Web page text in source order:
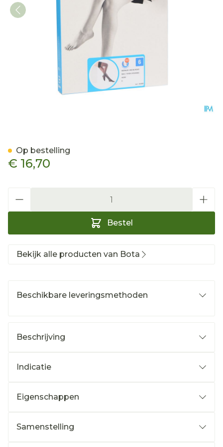
€ 16,70
Bestel
Op bestelling
Bekijk alle producten van Bota
Beschikbare leveringsmethoden
Beschrijving
Indicatie
Eigenschappen
Samenstelling